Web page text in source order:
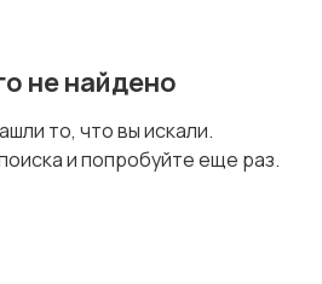
не найдено
то, что вы искали.
и попробуйте еще раз.